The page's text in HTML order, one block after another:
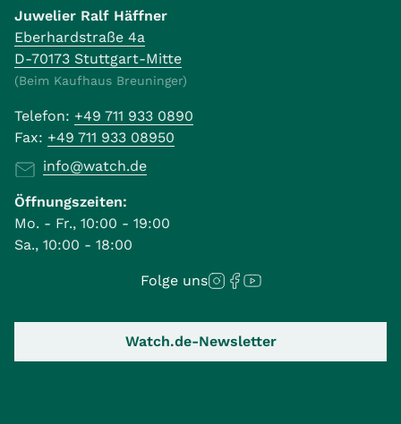
Juwelier Ralf Häffner
Eberhardstraße 4a
D-70173 Stuttgart-Mitte
(Beim Kaufhaus Breuninger)
Telefon: +49 711 933 0890
Fax: +49 711 933 08950
info@watch.de
Öffnungszeiten:
Mo. - Fr., 10:00 - 19:00
Sa., 10:00 - 18:00
Folge uns
Watch.de-Newsletter